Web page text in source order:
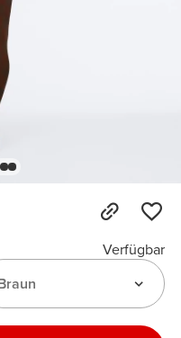
Verfügbar